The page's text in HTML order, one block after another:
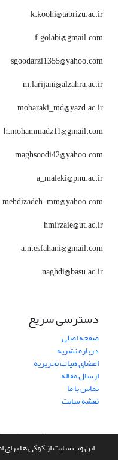
این وب سایت از کوکی ها برای
k.koohi@tabrizu.ac.ir
f.golabi@gmail.com
sgoodarzi1355@yahoo.com
m.larijani@alzahra.ac.ir
mobaraki_md@yazd.ac.ir
h.mohammadz11@gmail.com
maghsoodi42@yahoo.com
a_maleki@pnu.ac.ir
mehdizadeh_mm@yahoo.com
hmirzaie@ut.ac.ir
a.n.esfahani@gmail.com
naghdi@basu.ac.ir
دسترسی سریع
صفحه اصلی
درباره نشریه
اعضای هیات تحریریه
ارسال مقاله
تماس با ما
نقشه سایت
سامانه مدیریت نشریات علمی.